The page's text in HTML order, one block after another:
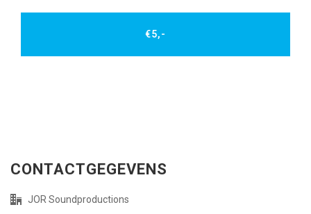
€5,-
CONTACTGEGEVENS
JOR Soundproductions